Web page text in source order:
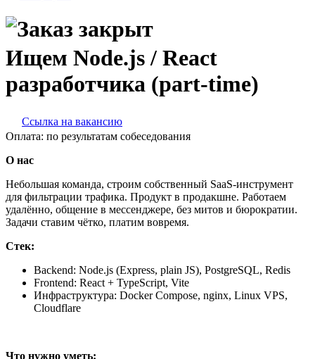
Ищем Node.js / React
разработчика (part-time)
Ссылка на вакансию
Оплата: по результатам собеседования
О нас
Небольшая команда, строим собственный SaaS-инструмент
для фильтрации трафика. Продукт в продакшне. Работаем
удалённо, общение в мессенджере, без митов и бюрократии.
Задачи ставим чётко, платим вовремя.
Стек:
Backend: Node.js (Express, plain JS), PostgreSQL, Redis
Frontend: React + TypeScript, Vite
Инфраструктура: Docker Compose, nginx, Linux VPS,
Cloudflare
Что нужно уметь: